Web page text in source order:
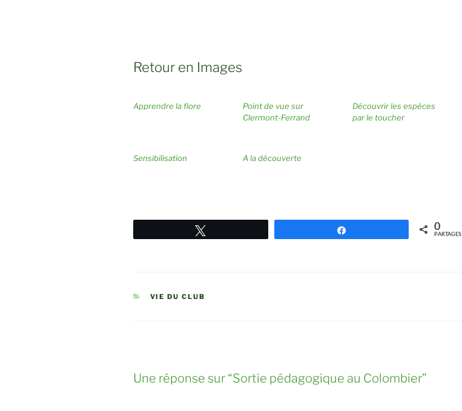
Retour en Images
Apprendre la flore
Point de vue sur
Clermont-Ferrand
Découvrir les espèces
par le toucher
Sensibilisation A la découverte
0
PARTAGES
CATÉGORIES
VIE DU CLUB
Une réponse sur “Sortie pédagogique au Colombier”